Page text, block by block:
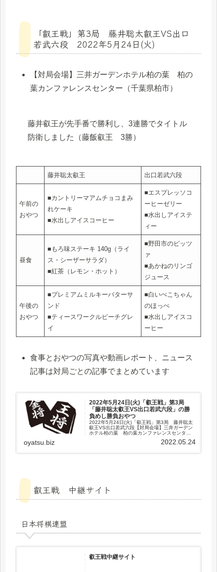
「叡王戦」第3局 藤井聡太叡王VS出口
若武六段 2022年5月24日(火)
【対局会場】三井ガーデンホテル柏の葉 柏の
葉カンファレンスセンター（千葉県柏市）
藤井叡王が先手番で勝利し、3連勝でタイトル
防衛しました（藤飯叡王 3勝）
藤井聡太叡王 出口若武六段
午前の
おやつ
■カントリーマアムチョコまみ
れケーキ
■水出しアイスコーヒー
■エスプレッソコ
ーヒーゼリー
■水出しアイステ
ィー
昼食
■もろ味ステーキ 140g（ライ
ス・シーザーサラダ）
■紅茶（レモン・ホット）
■野田市のピッツ
ァ
■あかねのリンゴ
ジュース
午後の
おやつ
■プレミアムミルキーバターサ
ンド
■ティースワークルピーチグレ
イ
■白いぺこちゃん
のほっぺ
■水出しアイスコ
ーヒー
食事とおやつの写真や動画レポート、ニュース
記事は対局ごとの記事でまとめています
2022年5月24日(火)「叡王戦」第3局
「藤井聡太叡王VS出口若武六段」の勝
負めし勝負おやつ
2022年5月24日(火)「叡王戦」第3局 藤井聡太
叡王VS出口若武六段【対局会場】三井ガーデン
ホテル柏の葉 柏の葉カンファレンスセンター
のおやつ■カントリーマアムチョコまみれケーキ
oyatsu.biz 2022.05.24
叡王戦 中継サイト
日本将棋連盟
叡王戦中継サイト